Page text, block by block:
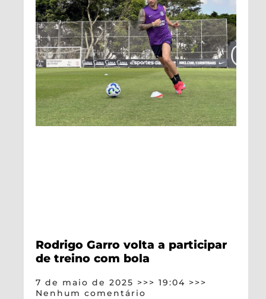
Rodrigo Garro volta a participar
de treino com bola
7 de maio de 2025
19:04
Nenhum comentário